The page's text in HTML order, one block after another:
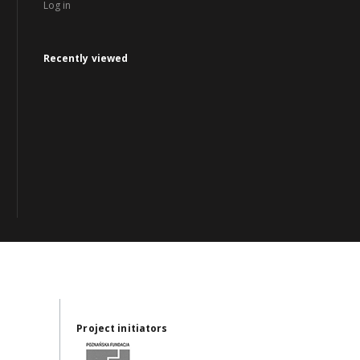
Log in
Recently viewed
Project initiators